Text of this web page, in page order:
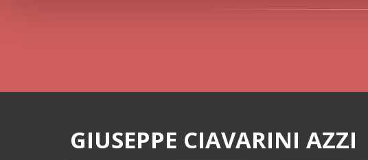
GIUSEPPE CIAVARINI AZZI